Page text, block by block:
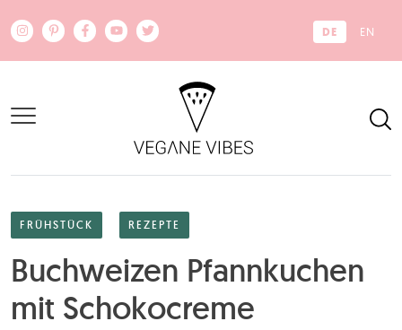
DE EN
FRÜHSTÜCK REZEPTE
Buchweizen Pfannkuchen
mit Schokocreme